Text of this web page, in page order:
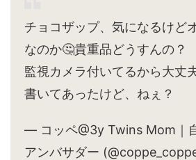
チョコザップ、気になるけど
なのか🤔貴重品どうすんの？
監視カメラ付いてるから大丈
書いてあったけど、ねぇ？
— コッペ@3y Twins Mom｜
アンバサダー